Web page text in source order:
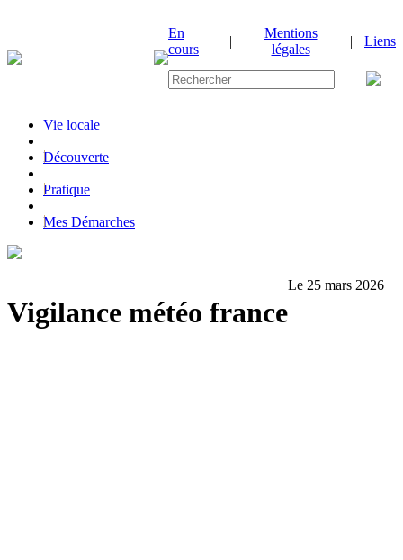
En
cours
|
Mentions
légales
| Liens
Vie locale
|Découverte
|Pratique
|Mes Démarches
Vigilance météo france
Le 25 mars 2026